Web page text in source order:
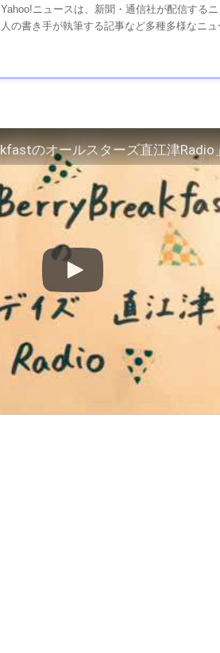
Yahoo!ニュースは、新聞・通信社が配信する
人の書き手が執筆する記事など多種多様なニュ